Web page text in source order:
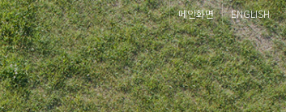
메인화면 ENGLISH